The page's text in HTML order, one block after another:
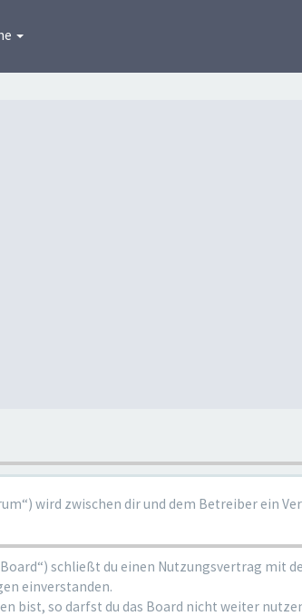
wird zwischen dir und dem Betreiber ein
schließt du einen Nutzungsvertrag mit
einverstanden.
bist, so darfst du das Board nicht weiter